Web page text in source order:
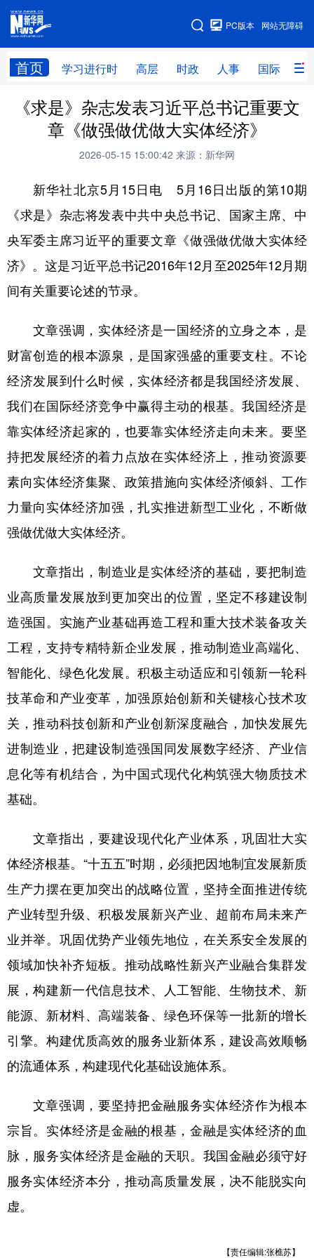
网站无障碍
PC版本
首页 学习进行时 高层 时政 人事 国际 财
网站地图
学习进行时 高层 时政 人事
国际 财经 网评
全球连线
科技 科创 量子 体育
文化 书画 健康 军事
法律 中央文件
学术中国 乡村振兴 银龄 溯源中国
彩票 娱乐 时尚 悦读
公益 一带一路 亚太网 上市公司
文化产业
地方频道
辽宁 吉林 上海 江苏
浙江 安徽 福建 江西
山东 河南 湖北 湖南
四川 贵州 云南 西藏
陕西 甘肃 青海 宁夏
新疆 内蒙古 黑龙江
多语种频道
English Español Français عربى
Русский язык 日本語 한국어
Deutsch Português
《求是》杂志发表习近平总书记重要文
章《做强做优做大实体经济》
2026-05-15 15:00:42 来源：新华网
新华社北京5月15日电 5月16日出版的第10期
《求是》杂志将发表中共中央总书记、国家主席、中
央军委主席习近平的重要文章《做强做优做大实体经
济》。这是习近平总书记2016年12月至2025年12月期
间有关重要论述的节录。
文章强调，实体经济是一国经济的立身之本，是
财富创造的根本源泉，是国家强盛的重要支柱。不论
经济发展到什么时候，实体经济都是我国经济发展、
我们在国际经济竞争中赢得主动的根基。我国经济是
靠实体经济起家的，也要靠实体经济走向未来。要坚
持把发展经济的着力点放在实体经济上，推动资源要
素向实体经济集聚、政策措施向实体经济倾斜、工作
力量向实体经济加强，扎实推进新型工业化，不断做
强做优做大实体经济。
文章指出，制造业是实体经济的基础，要把制造
业高质量发展放到更加突出的位置，坚定不移建设制
造强国。实施产业基础再造工程和重大技术装备攻关
工程，支持专精特新企业发展，推动制造业高端化、
智能化、绿色化发展。积极主动适应和引领新一轮科
技革命和产业变革，加强原始创新和关键核心技术攻
关，推动科技创新和产业创新深度融合，加快发展先
进制造业，把建设制造强国同发展数字经济、产业信
息化等有机结合，为中国式现代化构筑强大物质技术
基础。
文章指出，要建设现代化产业体系，巩固壮大实
体经济根基。“十五五”时期，必须把因地制宜发展新质
生产力摆在更加突出的战略位置，坚持全面推进传统
产业转型升级、积极发展新兴产业、超前布局未来产
业并举。巩固优势产业领先地位，在关系安全发展的
领域加快补齐短板。推动战略性新兴产业融合集群发
展，构建新一代信息技术、人工智能、生物技术、新
能源、新材料、高端装备、绿色环保等一批新的增长
引擎。构建优质高效的服务业新体系，建设高效顺畅
的流通体系，构建现代化基础设施体系。
文章强调，要坚持把金融服务实体经济作为根本
宗旨。实体经济是金融的根基，金融是实体经济的血
脉，服务实体经济是金融的天职。我国金融必须守好
服务实体经济本分，推动高质量发展，决不能脱实向
虚。
【责任编辑:张樵苏】